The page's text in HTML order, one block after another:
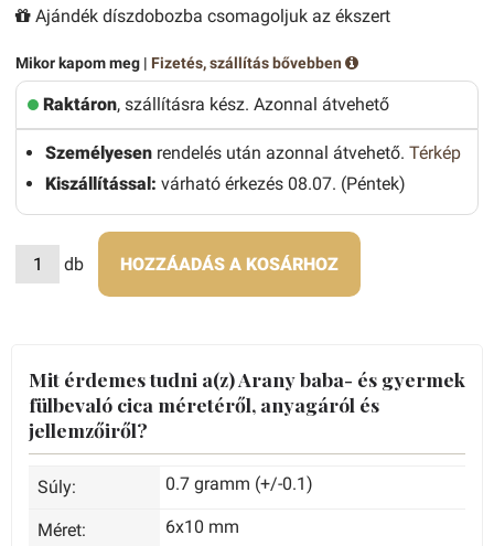
Ajándék díszdobozba csomagoljuk az ékszert
Mikor kapom meg | Fizetés, szállítás bővebben
Raktáron, szállításra kész. Azonnal átvehető
Személyesen rendelés után azonnal átvehető. Térkép
Kiszállítással: várható érkezés 08.07. (Péntek)
db HOZZÁADÁS A KOSÁRHOZ
Mit érdemes tudni a(z) Arany baba- és gyermek
fülbevaló cica méretéről, anyagáról és
jellemzőiről?
Súly: 0.7 gramm (+/-0.1)
Méret: 6x10 mm